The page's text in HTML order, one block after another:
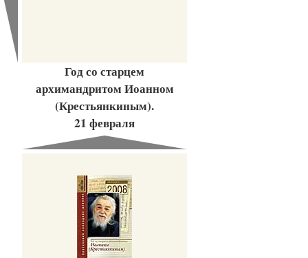
Год со старцем
архимандритом Иоанном
(Крестьянкиным).
21 февраля